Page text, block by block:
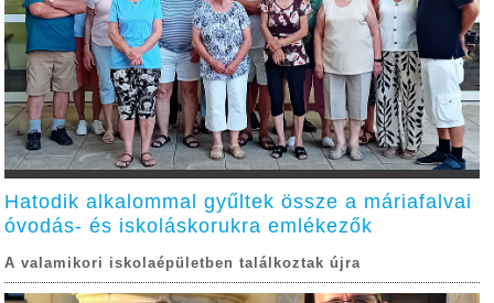
Hatodik alkalommal gyűltek össze a máriafalvai
óvodás- és iskoláskorukra emlékezők
A valamikori iskolaépületben találkoztak újra